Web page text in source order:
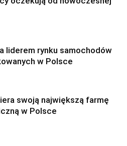
liderem rynku samochodów
w Polsce
swoją największą farmę
w Polsce